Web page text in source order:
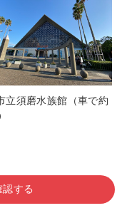
立須磨水族館（車で約
する